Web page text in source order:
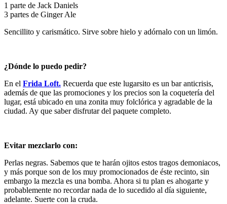
1 parte de Jack Daniels
3 partes de Ginger Ale
Sencillito y carismático. Sirve sobre hielo y adórnalo con un limón.
¿Dónde lo puedo pedir?
En el Frida Loft. Recuerda que este lugarsito es un bar anticrisis,
además de que las promociones y los precios son la coquetería del
lugar, está ubicado en una zonita muy folclórica y agradable de la
ciudad. Ay que saber disfrutar del paquete completo.
Evitar mezclarlo con:
Perlas negras. Sabemos que te harán ojitos estos tragos demoniacos,
y más porque son de los muy promocionados de éste recinto, sin
embargo la mezcla es una bomba. Ahora si tu plan es ahogarte y
probablemente no recordar nada de lo sucedido al día siguiente,
adelante. Suerte con la cruda.